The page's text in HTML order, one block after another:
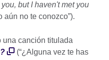
you, but I haven't met you
aún no te conozco”).
canción titulada
(“¿Alguna vez te has